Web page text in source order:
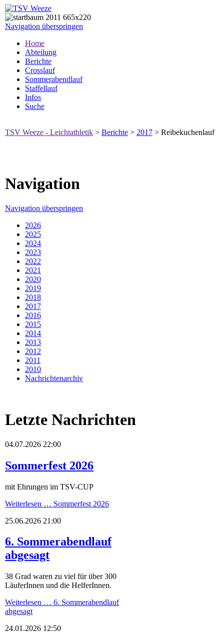
Navigation überspringen
Home
Abteilung
Berichte
Crosslauf
Sommerabendlauf
Staffellauf
Infos
Suche
TSV Weeze - Leichtathletik > Berichte > 2017 > Reibekuchenlauf
Navigation
Navigation überspringen
2026
2025
2024
2023
2022
2021
2020
2019
2018
2017
2016
2015
2014
2013
2012
2011
2010
Nachrichtenarchiv
Letzte Nachrichten
04.07.2026 22:00
Sommerfest 2026
mit Ehrungen im TSV-CUP
Weiterlesen … Sommerfest 2026
25.06.2026 21:00
6. Sommerabendlauf
abgesagt
38 Grad waren zu viel für über 300
LäuferInnen und die HelferInnen.
Weiterlesen … 6. Sommerabendlauf
abgesagt
24.01.2026 12:50